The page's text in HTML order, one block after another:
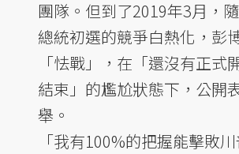
團隊。但到了2019年3月，
總統初選的競爭白熱化，彭
「怯戰」，在「還沒有正式
結束」的尷尬狀態下，公開
舉。
「我有100%的把握能擊敗